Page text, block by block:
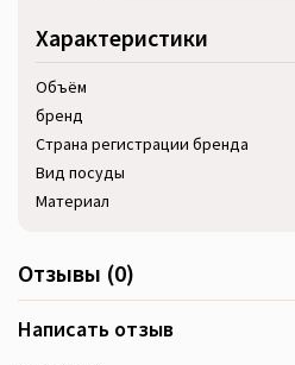
Характеристики
Объём
бренд
Страна регистрации бренда
Вид посуды
Материал
Отзывы (0)
Написать отзыв